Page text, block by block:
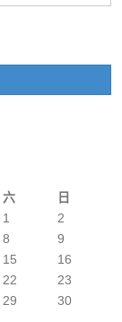
六 日
1
2
8
9
15
16
22
23
29
30